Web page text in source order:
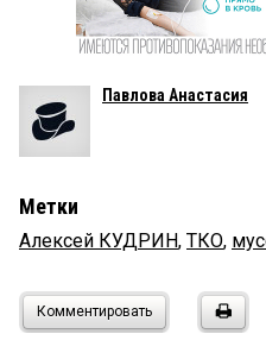
Павлова Анастасия
Метки
Алексей КУДРИН, ТКО,
Комментировать